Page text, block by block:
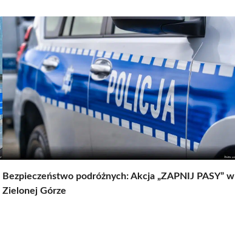
Bezpieczeństwo podróżnych: Akcja „ZAPNIJ PASY” w
Zielonej Górze